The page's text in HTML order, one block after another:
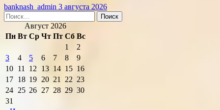
banknash_admin 3 августа 2026
Найти:
Август 2026
Пн Вт Ср Чт Пт Сб Вс
1
2
3
4 5 6 7 8
9
10 11 12 13 14 15 16
17 18 19 20 21 22 23
24 25 26 27 28 29 30
31